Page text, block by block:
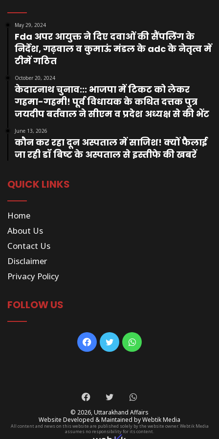
May 29, 2024
Fda अपर आयुक्त ने दिए दवाओं की सैंपलिंग के
निर्देश, गढ़वाल व कुमाऊं मंडल के adc के नेतृत्व में
टीमें गठित
October 20, 2024
केदारनाथ चुनाव::: भाजपा में टिकट को लेकर
गहमा-गहमी! पूर्व विधायक के कथित दत्तक पुत्र
जयदीप बर्तवाल ने सीएम व प्रदेश अध्यक्ष से की भेंट
June 13, 2026
कौन कर रहा दून अस्पताल में साजिश! क्यों फैलाई
जा रही डॉ बिष्ट के अस्पताल से इस्तीफे की खबरें
QUICK LINKS
Home
About Us
Contact Us
Disclaimer
Privacy Policy
FOLLOW US
Facebook
TwitterWhatsApp
Facebook
TwitterWhatsApp
© 2026,Uttarakhand Affairs
Website Developed & Maintained by Webtik Media
All content and news on this website are published solely by the website owner. Webtik Media
assumes no responsibility for its content.